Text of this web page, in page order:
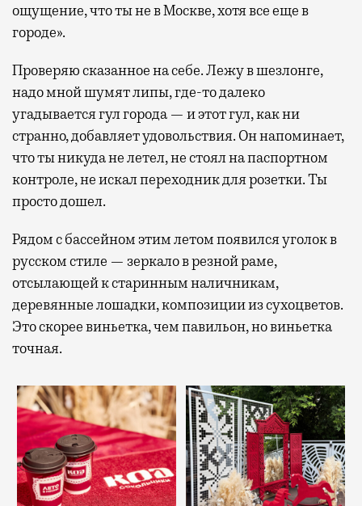
ощущение, что ты не в Москве, хотя все еще в
городе».
Проверяю сказанное на себе. Лежу в шезлонге,
надо мной шумят липы, где-то далеко
угадывается гул города — и этот гул, как ни
странно, добавляет удовольствия. Он напоминает,
что ты никуда не летел, не стоял на паспортном
контроле, не искал переходник для розетки. Ты
просто дошел.
Рядом с бассейном этим летом появился уголок в
русском стиле — зеркало в резной раме,
отсылающей к старинным наличникам,
деревянные лошадки, композиции из сухоцветов.
Это скорее виньетка, чем павильон, но виньетка
точная.